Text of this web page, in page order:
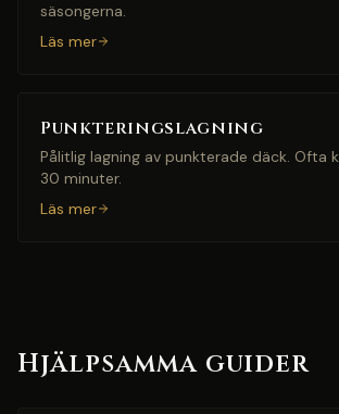
säsongerna.
Läs mer
Punkteringslagning
Pålitlig lagning av punkterade däck. Ofta
30 minuter.
Läs mer
Hjälpsamma guider